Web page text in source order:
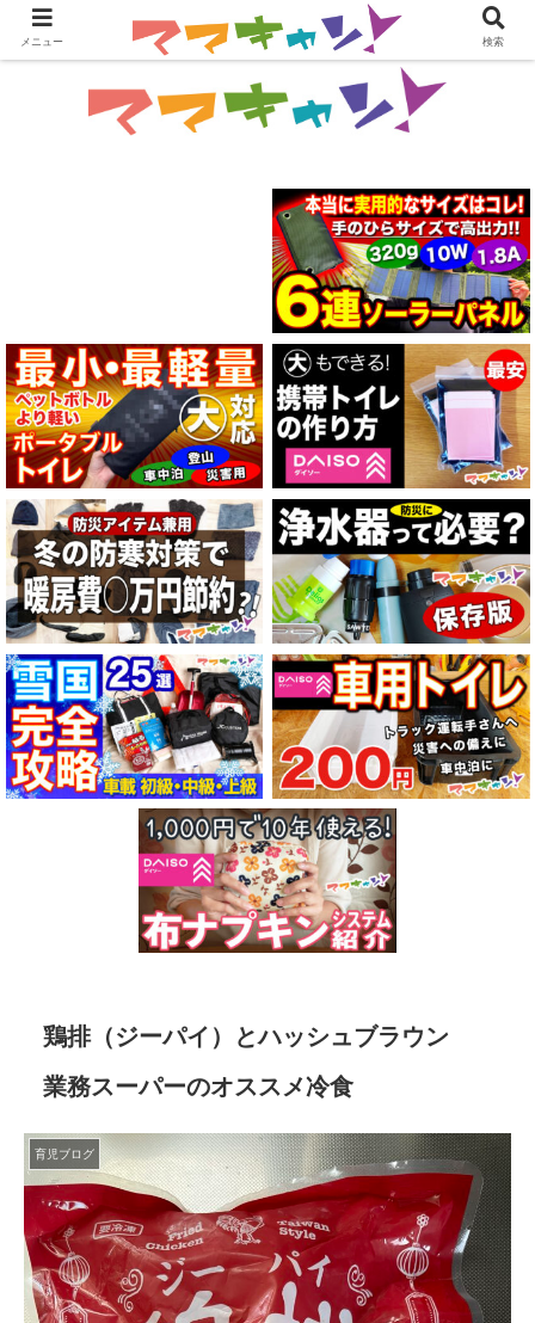
鶏排（ジーパイ）とハッシュブラウン
業務スーパーのオススメ冷食
育児ブログ
メニュー 検索